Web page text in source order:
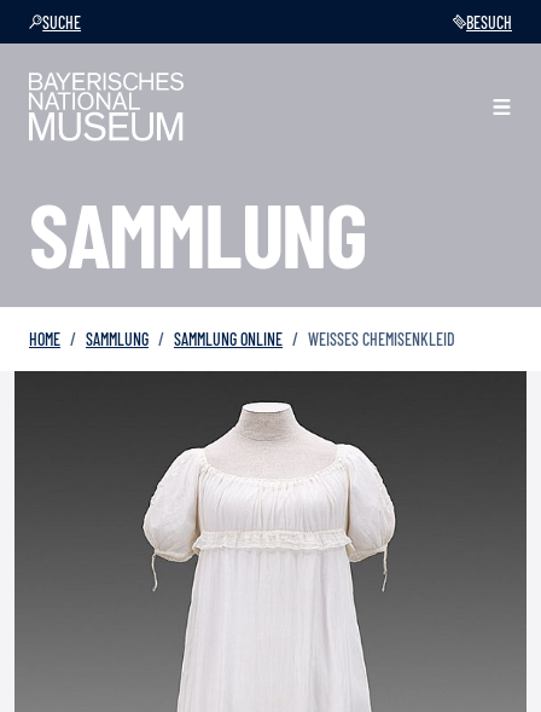
SUCHE BESUCH
SAMMLUNG
HOME SAMMLUNG SAMMLUNG ONLINE WEISSES CHEMISENKLEID